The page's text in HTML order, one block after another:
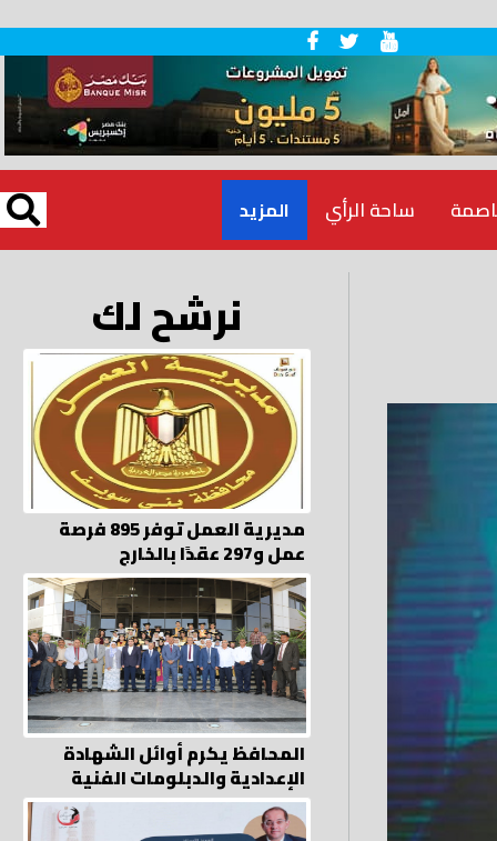
المزيد ساحة الرأي
نرشح لك
مديرية العمل توفر 895 فرصة
عمل و297 عقدًا بالخارج
المحافظ يكرم أوائل الشهادة
الإعدادية والدبلومات الفنية